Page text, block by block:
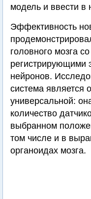
модель и ввести в
Эффективность
головного мозга
регистрирующими
нейронов.
система является
универсальной:
количество
выбранном
том числе и в
органоидах мозга.